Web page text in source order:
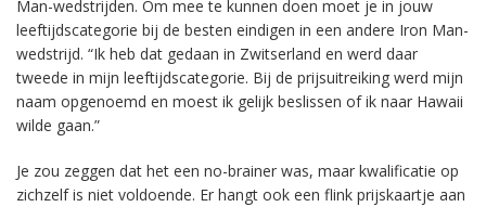
Man-wedstrijden. Om mee te kunnen doen moet je in jouw
leeftijdscategorie bij de besten eindigen in een andere Iron Man-
wedstrijd. “Ik heb dat gedaan in Zwitserland en werd daar
tweede in mijn leeftijdscategorie. Bij de prijsuitreiking werd mijn
naam opgenoemd en moest ik gelijk beslissen of ik naar Hawaii
wilde gaan.”
Je zou zeggen dat het een no-brainer was, maar kwalificatie op
zichzelf is niet voldoende. Er hangt ook een flink prijskaartje aan